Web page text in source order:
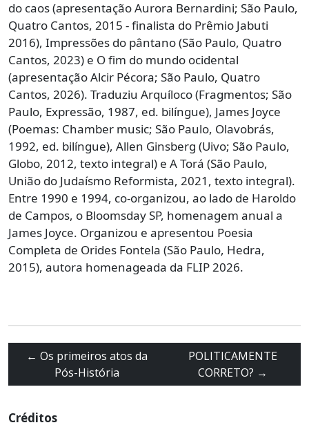
do caos (apresentação Aurora Bernardini; São Paulo,
Quatro Cantos, 2015 - finalista do Prêmio Jabuti
2016), Impressões do pântano (São Paulo, Quatro
Cantos, 2023) e O fim do mundo ocidental
(apresentação Alcir Pécora; São Paulo, Quatro
Cantos, 2026). Traduziu Arquíloco (Fragmentos; São
Paulo, Expressão, 1987, ed. bilíngue), James Joyce
(Poemas: Chamber music; São Paulo, Olavobrás,
1992, ed. bilíngue), Allen Ginsberg (Uivo; São Paulo,
Globo, 2012, texto integral) e A Torá (São Paulo,
União do Judaísmo Reformista, 2021, texto integral).
Entre 1990 e 1994, co-organizou, ao lado de Haroldo
de Campos, o Bloomsday SP, homenagem anual a
James Joyce. Organizou e apresentou Poesia
Completa de Orides Fontela (São Paulo, Hedra,
2015), autora homenageada da FLIP 2026.
← Os primeiros atos da
Pós-História
POLITICAMENTE
CORRETO? →
Créditos